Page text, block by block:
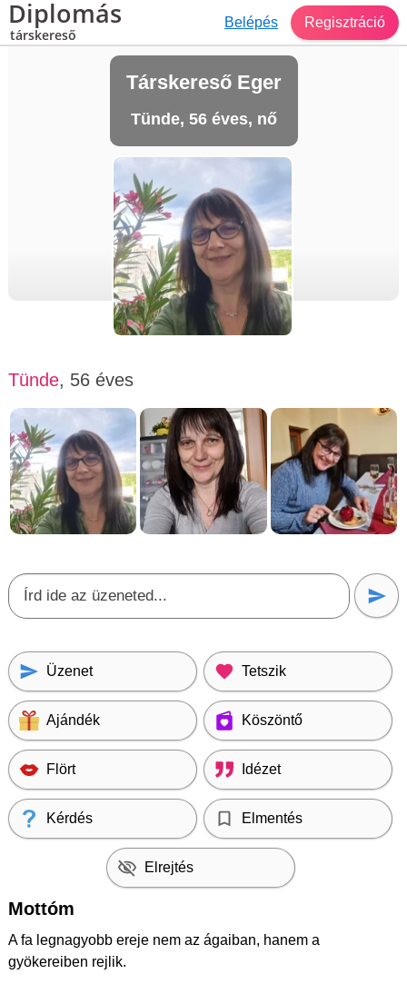
Diplomás
társkereső
Belépés Regisztráció
Társkereső Eger
Tünde, 56 éves, nő
Tünde, 56 éves
Üzenet Tetszik
Ajándék Köszöntő
Flört Idézet
Kérdés Elmentés
Elrejtés
Mottóm
A fa legnagyobb ereje nem az ágaiban, hanem a
gyökereiben rejlik.